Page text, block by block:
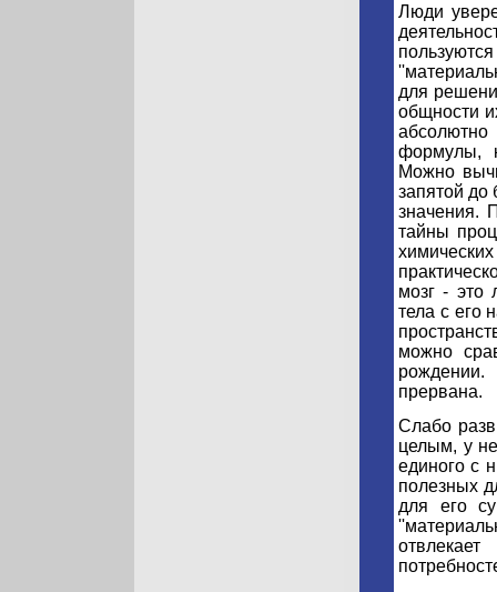
Люди
для
общности
формулы,
Можно
запятой до
значения.
тайны
мозг - это
тела с его
можно
прервана.
Слабо
целым, у
единого с
полезных
для его